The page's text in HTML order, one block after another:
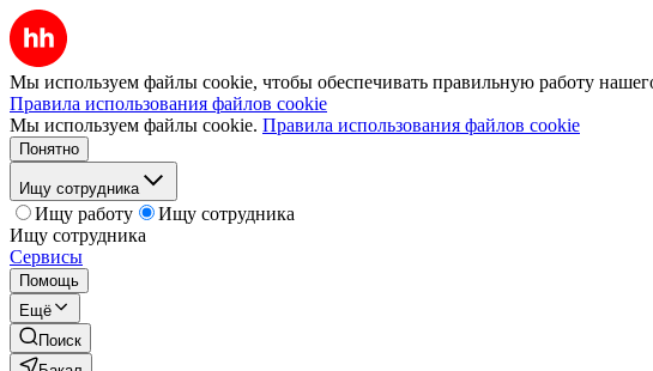
Мы используем файлы cookie, чтобы обеспечивать правильную работу
Правила использования файлов cookie
Мы используем файлы cookie. Правила использования файлов cookie
Понятно
Ищу сотрудника
Ищу работу
Ищу сотрудника
Ищу сотрудника
Сервисы
Помощь
Ещё
Поиск